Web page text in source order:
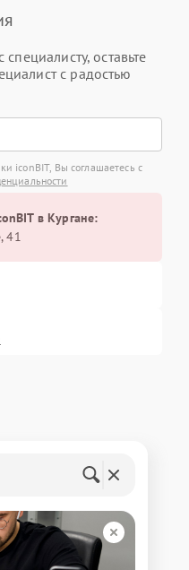
оставьте
с радостью
iconBIT, Вы соглашаетесь с
в Кургане:
41